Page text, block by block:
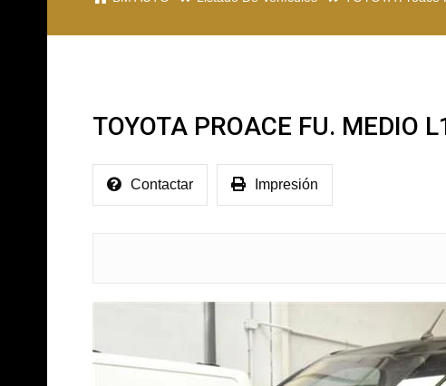
TOYOTA PROACE FU. MEDIO
Contactar Impresión